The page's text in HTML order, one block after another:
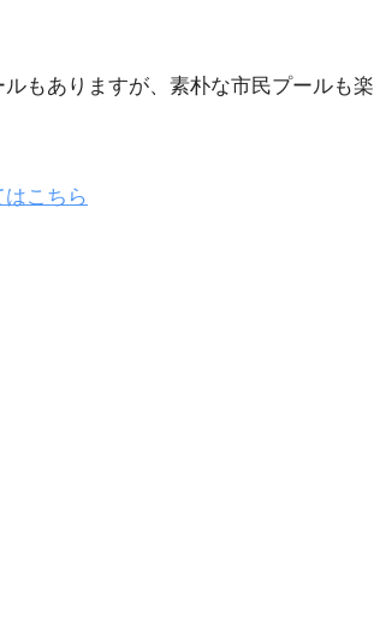
もありますが、素朴な市民プールも楽
こちら